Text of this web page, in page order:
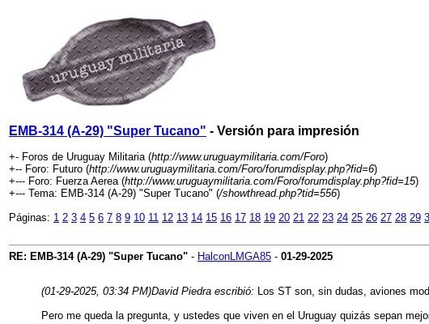
EMB-314 (A-29) "Super Tucano" - Versión para impresión
+- Foros de Uruguay Militaria (http://www.uruguaymilitaria.com/Foro)
+-- Foro: Futuro (http://www.uruguaymilitaria.com/Foro/forumdisplay.php?fid=6)
+--- Foro: Fuerza Aerea (http://www.uruguaymilitaria.com/Foro/forumdisplay.php?fid=15)
+--- Tema: EMB-314 (A-29) "Super Tucano" (/showthread.php?tid=556)
Páginas: 1 2 3 4 5 6 7 8 9 10 11 12 13 14 15 16 17 18 19 20 21 22 23 24 25 26 27 28 29
RE: EMB-314 (A-29) "Super Tucano" - HalconLMGA85 - 01-29-2025
(01-29-2025, 03:34 PM)David Piedra escribió: Los ST son, sin dudas, aviones
Pero me queda la pregunta, y ustedes que viven en el Uruguay quizás sepan